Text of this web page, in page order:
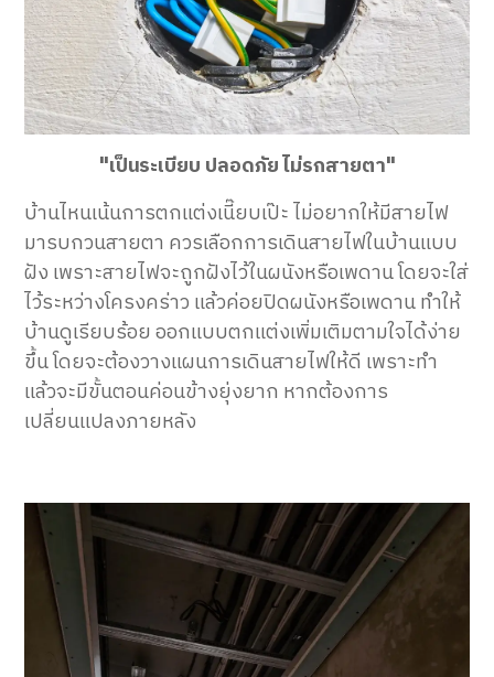
"เป็นระเบียบ ปลอดภัย ไม่รกสายตา"
บ้านไหนเน้นการตกแต่งเนี๊ยบเป๊ะ ไม่อยากให้มีสายไฟ
มารบกวนสายตา ควรเลือกการเดินสายไฟในบ้านแบบ
ฝัง เพราะสายไฟจะถูกฝังไว้ในผนังหรือเพดาน โดยจะใส่
ไว้ระหว่างโครงคร่าว แล้วค่อยปิดผนังหรือเพดาน ทำให้
บ้านดูเรียบร้อย ออกแบบตกแต่งเพิ่มเติมตามใจได้ง่าย
ขึ้น โดยจะต้องวางแผนการเดินสายไฟให้ดี เพราะทำ
แล้วจะมีขั้นตอนค่อนข้างยุ่งยาก หากต้องการ
เปลี่ยนแปลงภายหลัง